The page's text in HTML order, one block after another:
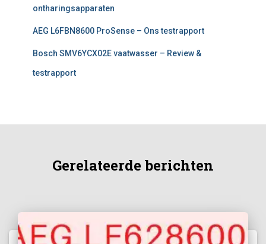
ontharingsapparaten
AEG L6FBN8600 ProSense – Ons testrapport
Bosch SMV6YCX02E vaatwasser – Review &
testrapport
Gerelateerde berichten